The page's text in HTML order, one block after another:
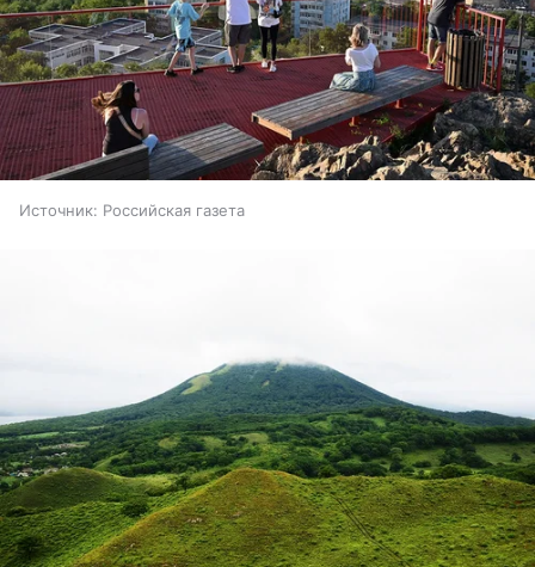
Источник: Российская газета